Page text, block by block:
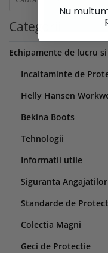
Categorii
Echipamente de lucru
Incaltaminte de
Helly Hansen
Bekina Boots
Tehnologii
Informatii utile
Siguranta Angajatilor
Standarde de
Colectia Magni
Geci de Protectie
Nu